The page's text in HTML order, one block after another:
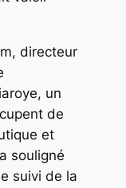
directeur
un
de
et
souligné
suivi de la